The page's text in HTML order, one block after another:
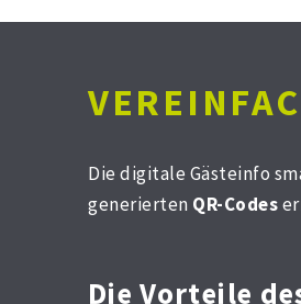
Die digitale Gästeinfo
generierten QR-Codes
Die Vorteile